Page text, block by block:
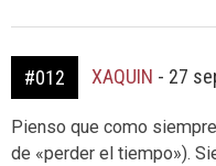
#012 XAQUIN - 27
Pienso que como
de «perder el tiempo»).